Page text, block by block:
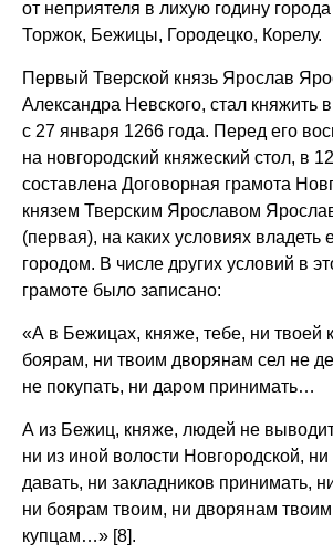
от неприятеля в лихую годину
Торжок, Бежицы, Городецко, Корелу.
Первый Тверской князь Ярослав
Александра Невского, стал княжить
с 27 января 1266 года. Перед его
на новгородский княжеский стол, в
составлена Договорная грамота
князем Тверским Ярославом
(первая), на каких условиях
городом. В числе других условий в
грамоте было записано:
«А в Бежицах, княже, тебе, ни твоей
боярам, ни твоим дворянам сел не
не покупать, ни даром принимать…
А из Бежиц, княже, людей не
ни из иной волости Новгородской,
давать, ни закладников принимать,
ни боярам твоим, ни дворянам
купцам…» [8].